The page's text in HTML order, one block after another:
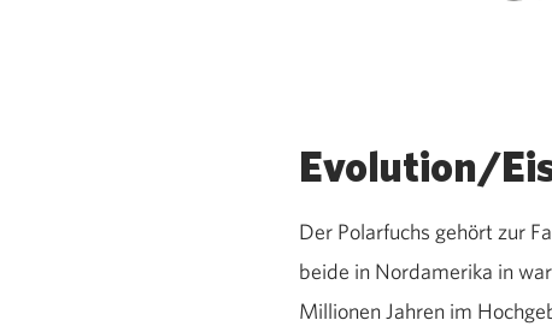
Evolution/
Der Polarfuchs gehört zur
beide in Nordamerika in
Millionen Jahren im